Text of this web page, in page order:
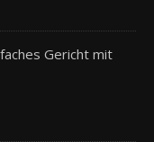
Gericht mit